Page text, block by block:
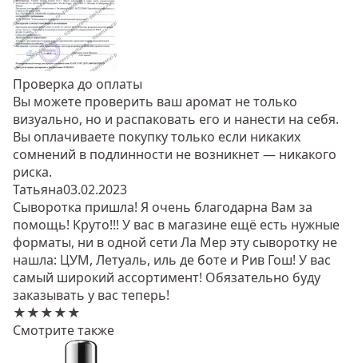
Проверка до оплаты
Вы можете проверить ваш аромат не только
визуально, но и распаковать его и нанести на себя.
Вы оплачиваете покупку только если никаких
сомнений в подлинности не возникнет — никакого
риска.
Татьяна03.02.2023
Сыворотка пришла! Я очень благодарна Вам за
помощь! Круто!!! У вас в магазине ещё есть нужные
форматы, ни в одной сети Ла Мер эту сыворотку не
нашла: ЦУМ, Летуаль, иль де боте и Рив Гош! У вас
самый широкий ассортимент! Обязательно буду
заказывать у вас теперь!
★★★★★
Смотрите также